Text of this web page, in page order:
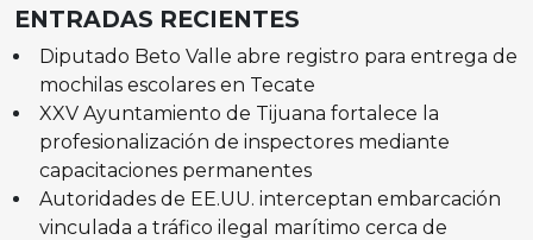
ENTRADAS RECIENTES
Diputado Beto Valle abre registro para entrega de
mochilas escolares en Tecate
XXV Ayuntamiento de Tijuana fortalece la
profesionalización de inspectores mediante
capacitaciones permanentes
Autoridades de EE.UU. interceptan embarcación
vinculada a tráfico ilegal marítimo cerca de